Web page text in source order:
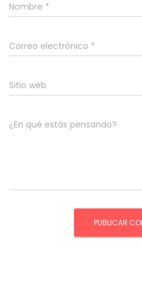
Nombre *
Correo electrónico *
Sitio web
¿En qué estás pensando?